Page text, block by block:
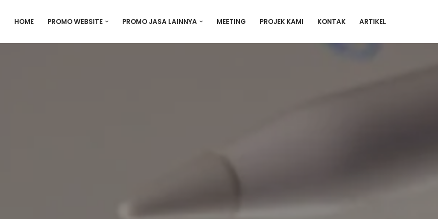
HOME PROMO WEBSITE PROMO JASA LAINNYA MEETING PROJEK KAMI KONTAK ARTIKEL